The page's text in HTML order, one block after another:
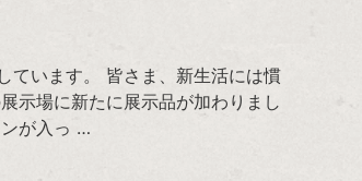
ています。 皆さま、新生活には慣
示場に新たに展示品が加わりまし
が入っ …